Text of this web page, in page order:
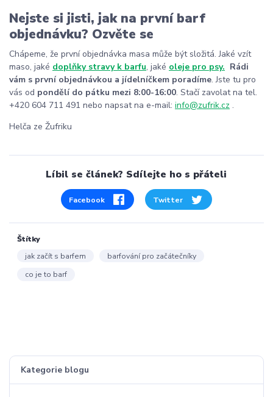
Kategorie blogu
Nejste si jisti, jak na první barf
objednávku? Ozvěte se
Chápeme, že první objednávka masa může být složitá. Jaké vzít
maso, jaké doplňky stravy k barfu, jaké oleje pro psy. Rádi
vám s první objednávkou a jídelníčkem poradíme. Jste tu pro
vás od pondělí do pátku mezi 8:00-16:00. Stačí zavolat na tel.
+420 604 711 491 nebo napsat na e-mail: info@zufrik.cz .
Helča ze Žufriku
Líbil se článek? Sdílejte ho s přáteli
Facebook Twitter
Štítky
jak začít s barfem
barfování pro začátečníky
co je to barf